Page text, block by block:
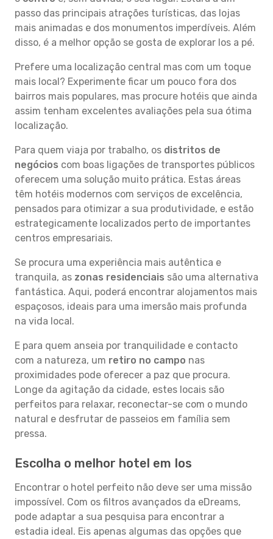
passo das principais atrações turísticas, das lojas
mais animadas e dos monumentos imperdíveis. Além
disso, é a melhor opção se gosta de explorar Ios a pé.
Prefere uma localização central mas com um toque
mais local? Experimente ficar um pouco fora dos
bairros mais populares, mas procure hotéis que ainda
assim tenham excelentes avaliações pela sua ótima
localização.
Para quem viaja por trabalho, os distritos de
negócios com boas ligações de transportes públicos
oferecem uma solução muito prática. Estas áreas
têm hotéis modernos com serviços de excelência,
pensados para otimizar a sua produtividade, e estão
estrategicamente localizados perto de importantes
centros empresariais.
Se procura uma experiência mais autêntica e
tranquila, as zonas residenciais são uma alternativa
fantástica. Aqui, poderá encontrar alojamentos mais
espaçosos, ideais para uma imersão mais profunda
na vida local.
E para quem anseia por tranquilidade e contacto
com a natureza, um retiro no campo nas
proximidades pode oferecer a paz que procura.
Longe da agitação da cidade, estes locais são
perfeitos para relaxar, reconectar-se com o mundo
natural e desfrutar de passeios em família sem
pressa.
Escolha o melhor hotel em Ios
Encontrar o hotel perfeito não deve ser uma missão
impossível. Com os filtros avançados da eDreams,
pode adaptar a sua pesquisa para encontrar a
estadia ideal. Eis apenas algumas das opções que